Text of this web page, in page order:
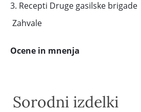
3. Recepti Druge gasilske brigade
Zahvale
Ocene in mnenja
Sorodni izdelki